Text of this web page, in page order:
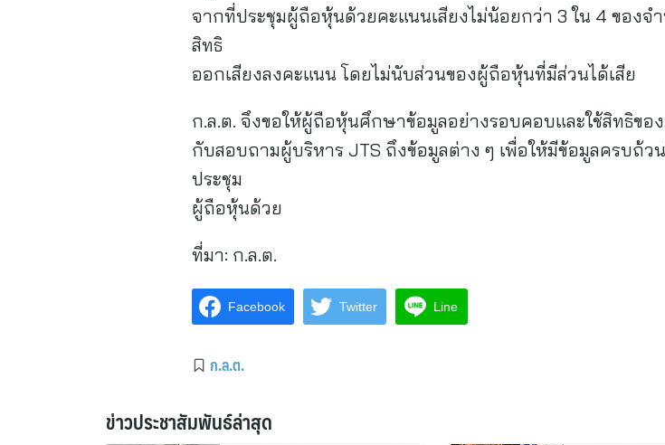
จากที่ประชุมผู้ถือหุ้นด้วยคะแนนเสียงไม่น้อยกว่า 3 ใน 4 ของ
สิทธิ
ออกเสียงลงคะแนน โดยไม่นับส่วนของผู้ถือหุ้นที่มีส่วนได้เสีย
ก.ล.ต. จึงขอให้ผู้ถือหุ้นศึกษาข้อมูลอย่างรอบคอบและใช้สิทธิข
กับสอบถามผู้บริหาร JTS ถึงข้อมูลต่าง ๆ เพื่อให้มีข้อมูลครบถ้ว
ประชุม
ผู้ถือหุ้นด้วย
ที่มา: ก.ล.ต.
Facebook Twitter Line
ก.ล.ต.
ข่าวประชาสัมพันธ์ล่าสุด